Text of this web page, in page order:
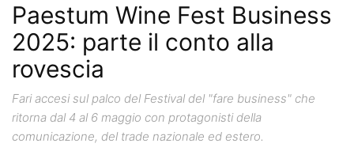
Paestum Wine Fest Business
2025: parte il conto alla
rovescia
Fari accesi sul palco del Festival del "fare business" che
ritorna dal 4 al 6 maggio con protagonisti della
comunicazione, del trade nazionale ed estero.